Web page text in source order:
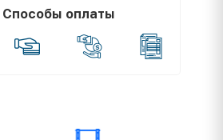
Способы оплаты